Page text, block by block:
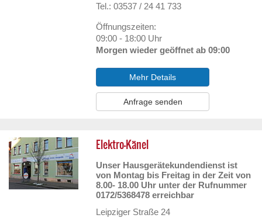
Tel.: 03537 / 24 41 733
Öffnungszeiten:
09:00 - 18:00 Uhr
Morgen wieder geöffnet ab 09:00
Mehr Details
Anfrage senden
Elektro-Känel
Unser Hausgerätekundendienst ist
von Montag bis Freitag in der Zeit von
8.00- 18.00 Uhr unter der Rufnummer
0172/5368478 erreichbar
Leipziger Straße 24